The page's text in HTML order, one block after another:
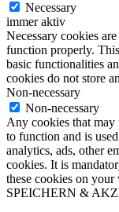
Necessary
immer aktiv
Necessary cookies
function properly.
basic functionalities
cookies do not store
Non-necessary
Non-necessary
Any cookies that may
to function and is
analytics, ads, other
cookies. It is
these cookies on your
SPEICHERN &